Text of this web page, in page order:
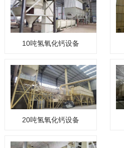
10吨氢氧化钙设备
20吨氢氧化钙设备